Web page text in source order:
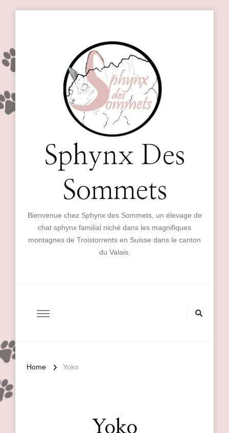
Sphynx Des
Sommets
Bienvenue chez Sphynx des Sommets, un élevage de
chat sphynx familial niché dans les magnifiques
montagnes de Troistorrents en Suisse dans le canton
du Valais.
Home Yoko
Yoko